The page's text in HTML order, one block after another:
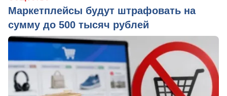
Маркетплейсы будут штрафовать на
сумму до 500 тысяч рублей